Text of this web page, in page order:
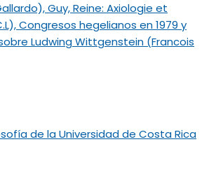
Guy, Reine: Axiologie et
Congresos hegelianos en 1979 y
Ludwing Wittgenstein (Francois
de la Universidad de Costa Rica